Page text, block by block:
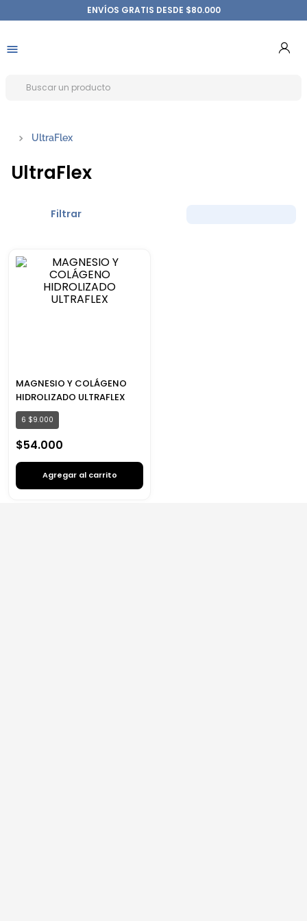
ENVÍOS GRATIS DESDE $80.000
UltraFlex
UltraFlex
Filtrar
MAGNESIO Y COLÁGENO
HIDROLIZADO ULTRAFLEX
6 $9.000
$54.000
Agregar al carrito